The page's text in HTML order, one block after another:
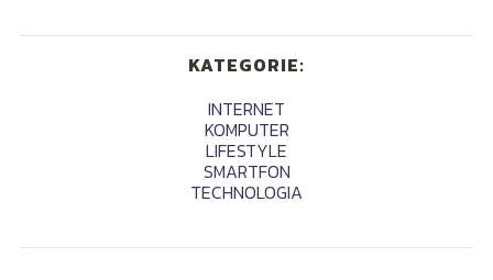
KATEGORIE:
INTERNET
KOMPUTER
LIFESTYLE
SMARTFON
TECHNOLOGIA